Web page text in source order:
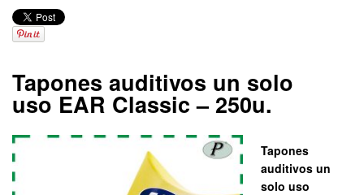
Tapones auditivos un solo
uso EAR Classic – 250u.
Tapones
auditivos un
solo uso